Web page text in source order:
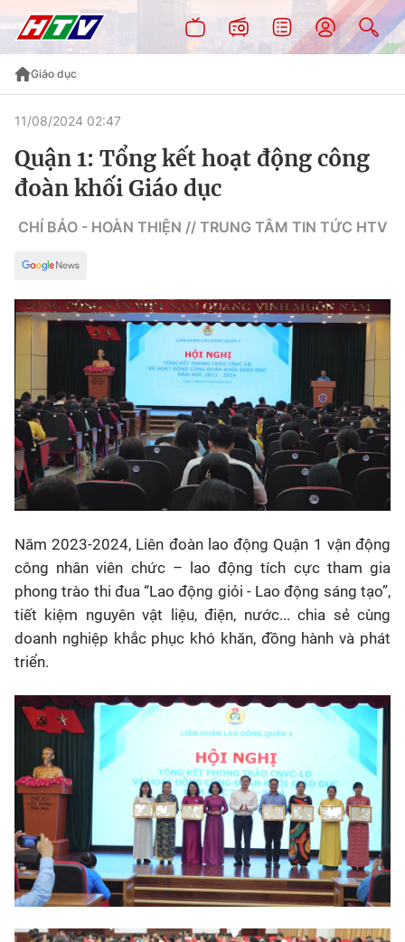
Giáo dục
11/08/2024 02:47
Quận 1: Tổng kết hoạt động công
đoàn khối Giáo dục
CHÍ BẢO - HOÀN THIỆN // TRUNG TÂM TIN TỨC HTV
Năm 2023-2024, Liên đoàn lao động Quận 1 vận động
công nhân viên chức – lao động tích cực tham gia
phong trào thi đua “Lao động giỏi - Lao động sáng tạo”,
tiết kiệm nguyên vật liệu, điện, nước... chia sẻ cùng
doanh nghiệp khắc phục khó khăn, đồng hành và phát
triển.